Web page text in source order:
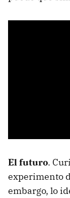
El futuro.
experimento
embargo, lo